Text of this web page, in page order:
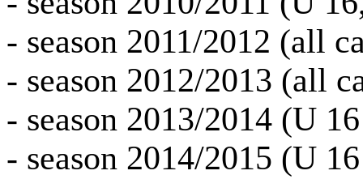
- season 2011/2012 (all
- season 2012/2013 (all
- season 2013/2014 (U
- season 2014/2015 (U